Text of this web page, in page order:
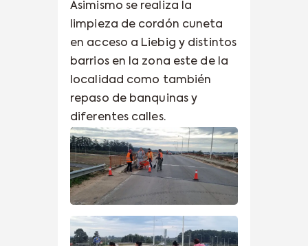
Asimismo se realiza la
limpieza de cordón cuneta
en acceso a Liebig y distintos
barrios en la zona este de la
localidad como también
repaso de banquinas y
diferentes calles.